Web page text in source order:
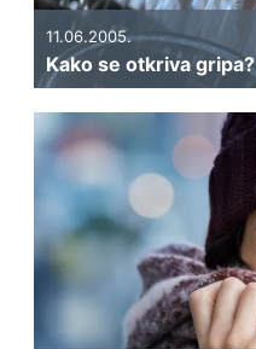
11.06.2005.
Kako se otkriva gripa?